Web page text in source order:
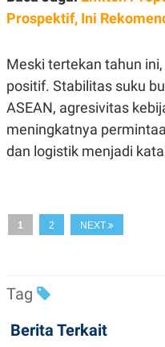
C
A
Y
L
E
.
D
L
A
G
N
C
K
I
E
M
I
E
A
A
V
Prospektif, Ini
Meski tertekan tahun
positif. Stabilitas suku
ASEAN, agresivitas
meningkatnya
dan logistik menjadi
1 2 NEXT
Tag
Berita Terkait